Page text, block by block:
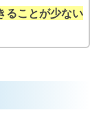
ることが少ない